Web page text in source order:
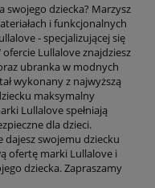
swojego dziecka? Marzysz
i funkcjonalnych
- specjalizującej się
Lullalove znajdziesz
ubranka w modnych
wykonany z najwyższą
maksymalny
Lullalove spełniają
dla dzieci.
dajesz swojemu dziecku
ofertę marki Lullalove i
dziecka. Zapraszamy